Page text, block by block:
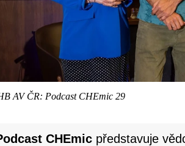
AV ČR: Podcast CHEmic 29
CHEmicpředstavuje